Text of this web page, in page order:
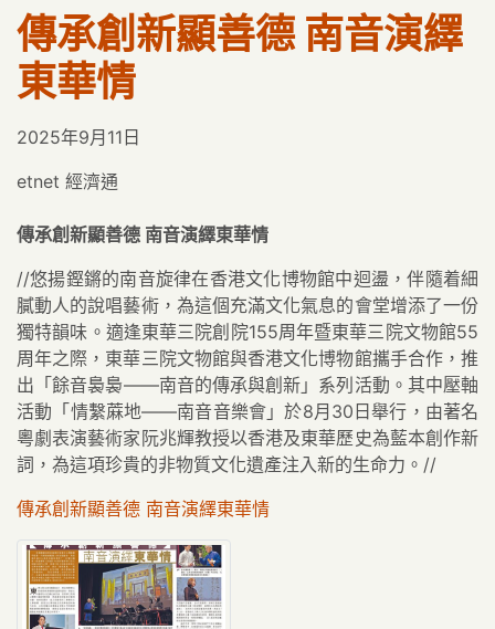
傳承創新顯善德 南音演繹
東華情
2025年9月11日
etnet 經濟通
傳承創新顯善德 南音演繹東華情
//悠揚鏗鏘的南音旋律在香港文化博物館中迴盪，伴隨着細
膩動人的說唱藝術，為這個充滿文化氣息的會堂增添了一份
獨特韻味。適逢東華三院創院155周年暨東華三院文物館55
周年之際，東華三院文物館與香港文化博物館攜手合作，推
出「餘音裊裊——南音的傳承與創新」系列活動。其中壓軸
活動「情繫蔴地——南音音樂會」於8月30日舉行，由著名
粵劇表演藝術家阮兆輝教授以香港及東華歷史為藍本創作新
詞，為這項珍貴的非物質文化遺產注入新的生命力。//
傳承創新顯善德 南音演繹東華情